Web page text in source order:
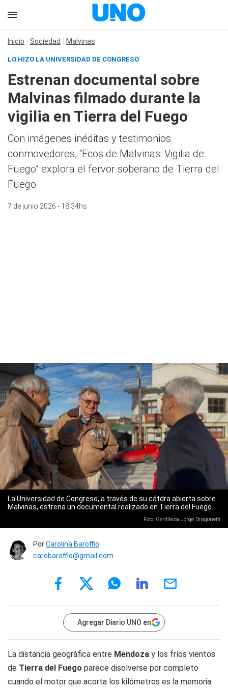
Inicio Sociedad Malvinas
LO HIZO LA UNIVERSIDAD DE CONGRESO
Estrenan documental sobre
Malvinas filmado durante la
vigilia en Tierra del Fuego
Con imágenes inéditas y testimonios
conmovedores, “Ecos de Malvinas: Vigilia de
Fuego” explora el fervor soberano de Tierra del
Fuego
7 de junio 2026 - 18:34hs
La Universidad de Congreso, a través de su cátdra abierta sobre
Malvinas, estrena un documental realizado en Tierra del Fuego.
Foto: Gentileza Jorge Dragonetti
PorCarolina Baroffio
carobaroffio@gmail.com
Agregar Diario UNO en
La distancia geográfica entre Mendoza y los fríos vientos
de Tierra del Fuego parece disolverse por completo
cuando el motor que acorta los kilómetros es la memoria